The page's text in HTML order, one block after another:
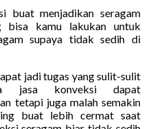
buat menjadikan seragam
bisa kamu lakukan untuk
supaya tidak sedih di
jadi tugas yang sulit-sulit
jasa konveksi dapat
tetapi juga malah semakin
buat lebih cermat saat